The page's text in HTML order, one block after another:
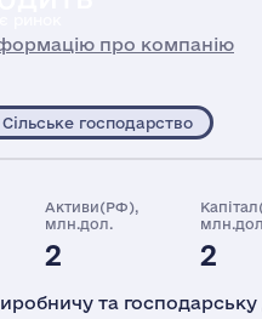
про компанію
Сільське господарство
Активи(РФ),
млн.дол.
2 2
та господарську